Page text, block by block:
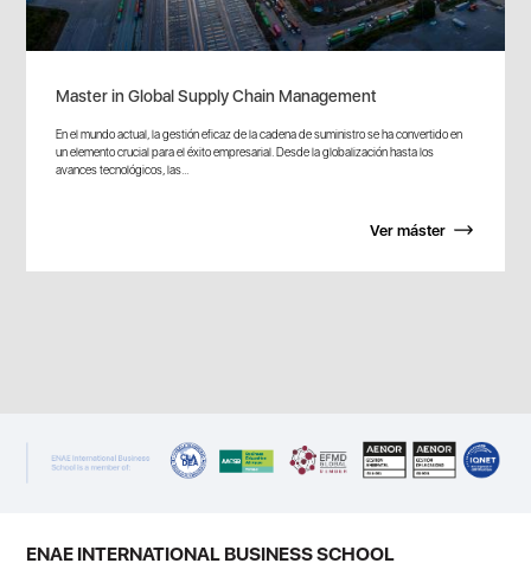
Master in Global Supply Chain Management
En el mundo actual, la gestión eficaz de la cadena de suministro se ha convertido en
un elemento crucial para el éxito empresarial. Desde la globalización hasta los
avances tecnológicos, las...
Ver máster
ENAE INTERNATIONAL BUSINESS SCHOOL